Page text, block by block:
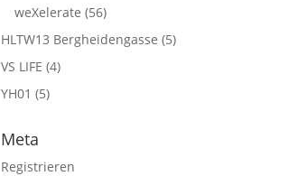
weXelerate (56)
HLTW13 Bergheidengasse (5)
VS LIFE (4)
YH01 (5)
Meta
Registrieren